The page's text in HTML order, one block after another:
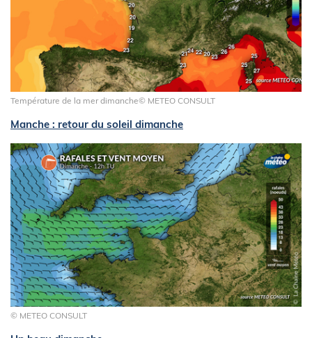
Température de la mer dimanche© METEO CONSULT
Manche : retour du soleil dimanche
© METEO CONSULT